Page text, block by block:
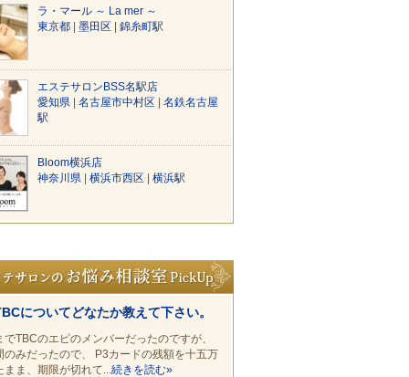
ラ・マール ～ La mer ～
東京都
墨田区 錦糸町駅
エステサロンBSS名駅店
愛知県
名古屋市中村区
名鉄名古屋
駅
Bloom横浜店
神奈川県
横浜市西区 横浜駅
についてどなたか教えて下さい。
でTBCのエピのメンバーだったのですが、
のみだったので、 P3カードの残額を十五万
まま、期限が切れて...続きを読む»